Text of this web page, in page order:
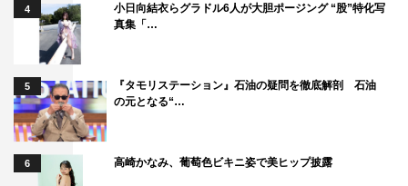
4
小日向結衣らグラドル6人が大胆ポージング “股”特化写
真集「…
5
『タモリステーション』石油の疑問を徹底解剖 石油
の元となる“…
6 高崎かなみ、葡萄色ビキニ姿で美ヒップ披露